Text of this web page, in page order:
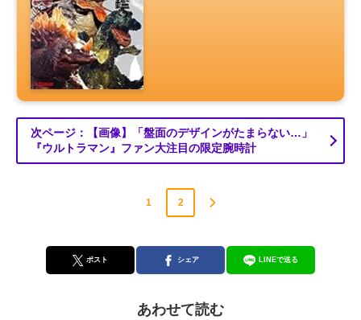
次ページ：【画像】「盤面のデザインがたまらない…」
『ウルトラマン』ファン大注目の限定腕時計
1 2
ポスト シェア LINEで送る
あわせて読む